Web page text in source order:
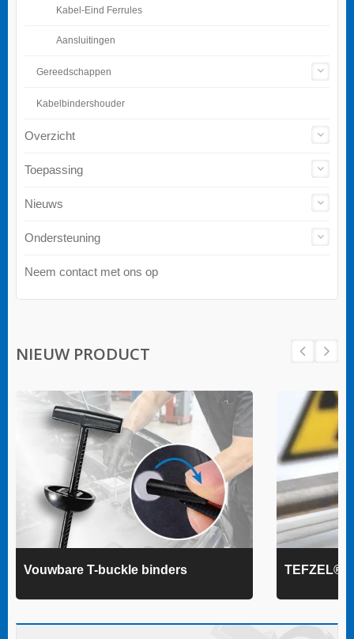
Kabel-Eind Ferrules
Aansluitingen
Gereedschappen
Kabelbindershouder
Overzicht
Toepassing
Nieuws
Ondersteuning
Neem contact met ons op
NIEUW PRODUCT
Vouwbare T-buckle binders TEFZEL®